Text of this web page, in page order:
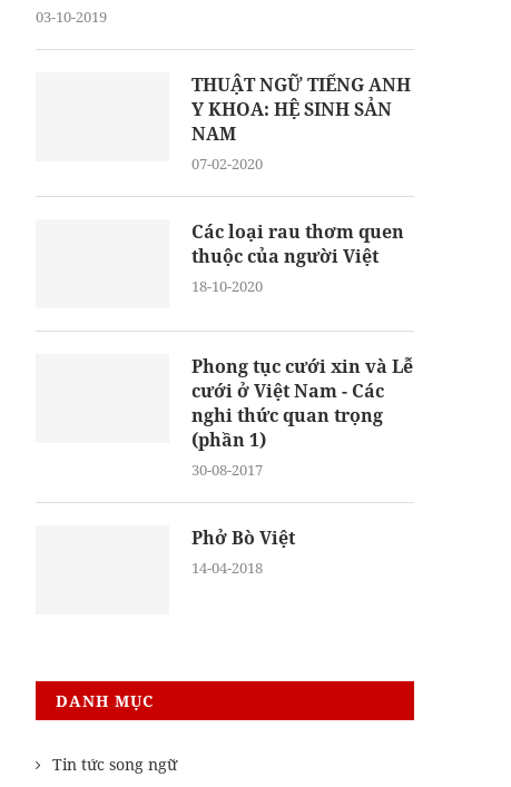
03-10-2019
THUẬT NGỮ TIẾNG ANH
Y KHOA: HỆ SINH SẢN
NAM
07-02-2020
Các loại rau thơm quen
thuộc của người Việt
18-10-2020
Phong tục cưới xin và Lễ
cưới ở Việt Nam - Các
nghi thức quan trọng
(phần 1)
30-08-2017
Phở Bò Việt
14-04-2018
DANH MỤC
Tin tức song ngữ